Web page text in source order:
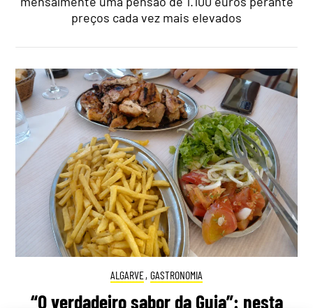
preços cada vez mais elevados
ALGARVE, GASTRONOMIA
“O verdadeiro sabor da Guia”: nesta